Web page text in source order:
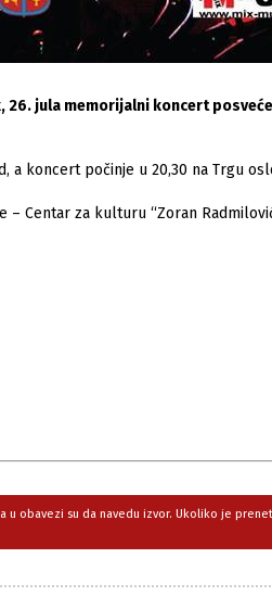
jula memorijalni koncert
a koncert počinje u 20,30 na Trgu
Centar za kulturu “Zoran
obavezi su da navedu izvor. Ukoliko je